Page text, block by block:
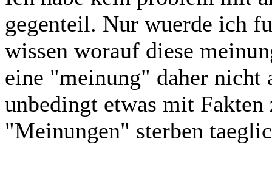
gegenteil. Nur wuerde ich
wissen worauf diese
eine "meinung" daher nicht
unbedingt etwas mit
"Meinungen" sterben